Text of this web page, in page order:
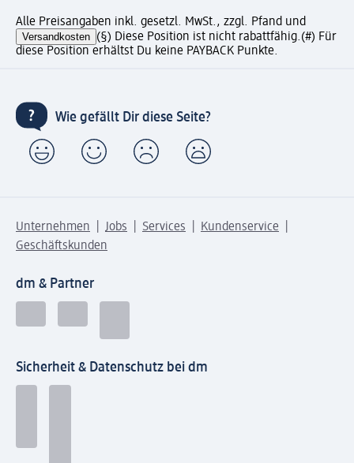
Alle Preisangaben inkl. gesetzl. MwSt., zzgl. Pfand und
Versandkosten (§) Diese Position ist nicht rabattfähig.(#) Für
diese Position erhältst Du keine PAYBACK Punkte.
Wie gefällt Dir diese Seite?
Unternehmen Jobs Services
Kundenservice
Geschäftskunden
dm & Partner
Sicherheit & Datenschutz bei dm